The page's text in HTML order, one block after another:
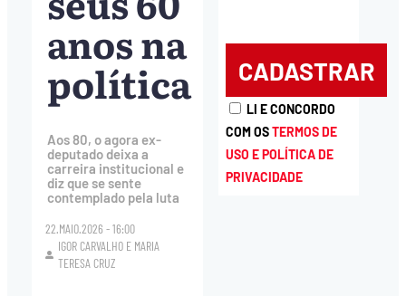
anos na
política
Aos 80, o agora ex-
deputado deixa a
carreira institucional e
diz que se sente
contemplado pela luta
22.MAIO.2026 - 16:00
IGOR CARVALHO E MARIA
TERESA CRUZ
LI E CONCORDO
COM OSTERMOS DE
USO E POLÍTICA DE
PRIVACIDADE